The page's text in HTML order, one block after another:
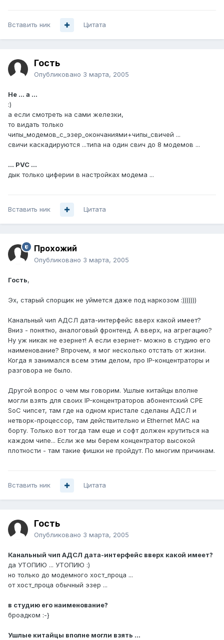
Вставить ник Цитата
Гость
Опубликовано 3 марта, 2005
Не ... а ...
:)
а если смотреть на сами железки,
то видать только
чипы_модемов_c_эзер_окончаниями+чипы_свичей ...
свичи каскадируются ...типа на один свич до 8 модемов ...
... PVC ...
дык только циферии в настройках модема ...
Вставить ник Цитата
Прохожий
Опубликовано 3 марта, 2005
Гость,
Эх, старый спорщик не уймется даже под наркозом :)))))))
Канальный чип АДСЛ дата-интерфейс вверх какой имеет?
Вниз - понятно, аналоговый фронтенд. А вверх, на агрегацию?
Ну уж никак не езернет! А если езернет- можно в студию его
наименование? Впрочем, я мог несколько отстать от жизни.
Когда я занимался всем этим делом, про IP-концентраторы и
разговора не было.
Другой вопрос о чем мы говорим. Ушлые китайцы вполне
могли взять для своих IP-концентраторов абонентский CPE
SoC чипсет, там где на одном кристале сделаны АДСЛ и
нетворк-процессор, там действительно и Ethernet MAC на
борту. Только вот тогда там еще и софт должен крутиться на
каждом чипе... Если же мы берем концентратор высокой
плотности - там такие фишки не пройдут. По многим причинам.
Вставить ник Цитата
Гость
Опубликовано 3 марта, 2005
Канальный чип АДСЛ дата-интерфейс вверх какой имеет?
да УТОПИЮ ... УТОПИЮ :)
но только до модемного хост_проца ...
от хост_проца обычный эзер ...
в студию его наименование?
броадком :-}
Ушлые китайцы вполне могли взять ...